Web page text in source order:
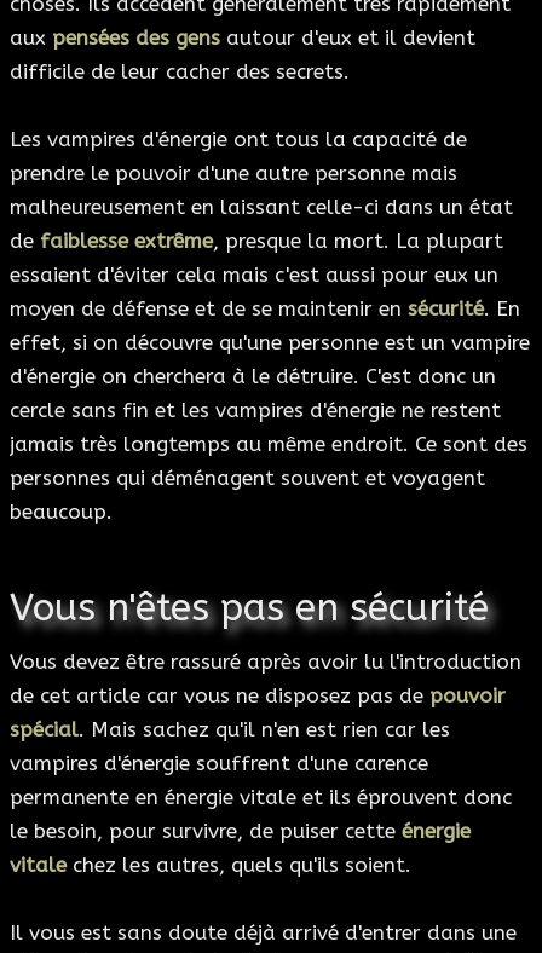
aux pensées des gens autour d'eux et il devient
difficile de leur cacher des secrets.
Les vampires d'énergie ont tous la capacité de
prendre le pouvoir d'une autre personne mais
malheureusement en laissant celle-ci dans un état
de faiblesse extrême, presque la mort. La plupart
essaient d'éviter cela mais c'est aussi pour eux un
moyen de défense et de se maintenir en sécurité. En
effet, si on découvre qu'une personne est un vampire
d'énergie on cherchera à le détruire. C'est donc un
cercle sans fin et les vampires d'énergie ne restent
jamais très longtemps au même endroit. Ce sont des
personnes qui déménagent souvent et voyagent
beaucoup.
Vous n'êtes pas en sécurité
Vous devez être rassuré après avoir lu l'introduction
de cet article car vous ne disposez pas de pouvoir
spécial. Mais sachez qu'il n'en est rien car les
vampires d'énergie souffrent d'une carence
permanente en énergie vitale et ils éprouvent donc
le besoin, pour survivre, de puiser cette énergie
vitalechez les autres, quels qu'ils soient.
Il vous est sans doute déjà arrivé d'entrer dans une